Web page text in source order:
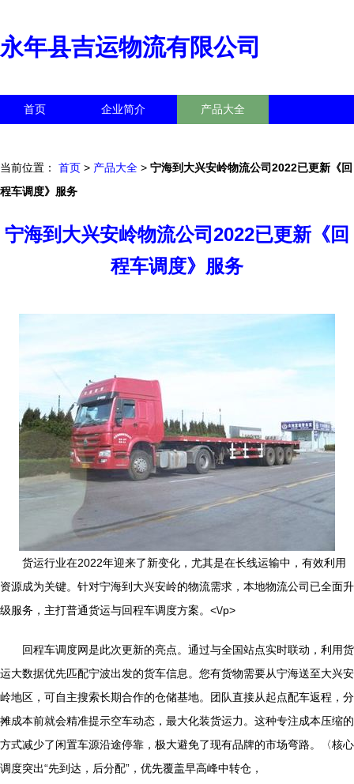
永年县吉运物流有限公司
首页 企业简介 产品大全
当前位置： 首页 > 产品大全 > 宁海到大兴安岭物流公司2022已更新《回
程车调度》服务
宁海到大兴安岭物流公司2022已更新《回
程车调度》服务
货运行业在2022年迎来了新变化，尤其是在长线运输中，有效利用
资源成为关键。针对宁海到大兴安岭的物流需求，本地物流公司已全面升
级服务，主打普通货运与回程车调度方案。<\/p>
回程车调度网是此次更新的亮点。通过与全国站点实时联动，利用货
运大数据优先匹配宁波出发的货车信息。您有货物需要从宁海送至大兴安
岭地区，可自主搜索长期合作的仓储基地。团队直接从起点配车返程，分
摊成本前就会精准提示空车动态，最大化装货运力。这种专注成本压缩的
方式减少了闲置车源沿途停靠，极大避免了现有品牌的市场弯路。〈核心
调度突出“先到达，后分配”，优先覆盖早高峰中转仓，